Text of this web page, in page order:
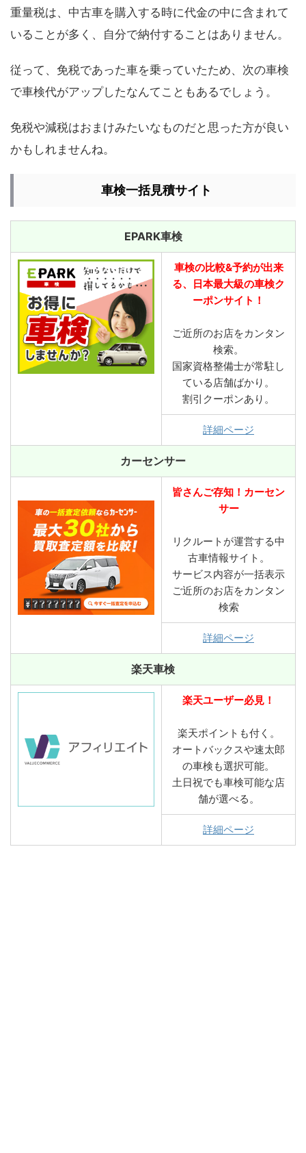
重量税は、中古車を購入する時に代金の中に含まれて
いることが多く、自分で納付することはありません。
従って、免税であった車を乗っていたため、次の車検
で車検代がアップしたなんてこともあるでしょう。
免税や減税はおまけみたいなものだと思った方が良い
かもしれませんね。
車検一括見積サイト
EPARK車検
車検の比較&予約が出来
る、日本最大級の車検ク
ーポンサイト！
ご近所のお店をカンタン
検索。
国家資格整備士が常駐し
ている店舗ばかり。
割引クーポンあり。
詳細ページ
カーセンサー
皆さんご存知！カーセン
サー
リクルートが運営する中
古車情報サイト。
サービス内容が一括表示
ご近所のお店をカンタン
検索
詳細ページ
楽天車検
楽天ユーザー必見！
楽天ポイントも付く。
オートバックスや速太郎
の車検も選択可能。
土日祝でも車検可能な店
舗が選べる。
詳細ページ